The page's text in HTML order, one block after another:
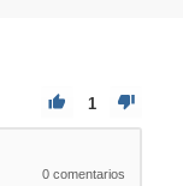
1
0 comentarios